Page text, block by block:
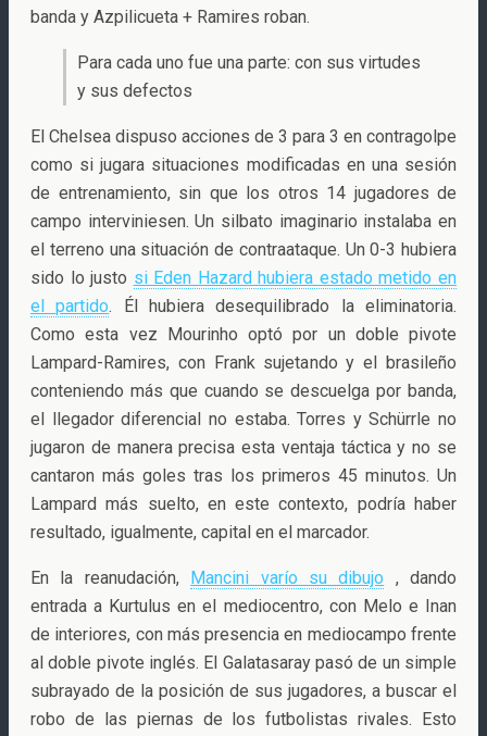
banda y Azpilicueta + Ramires roban.
Para cada uno fue una parte: con sus virtudes
y sus defectos
El Chelsea dispuso acciones de 3 para 3 en contragolpe
como si jugara situaciones modificadas en una sesión
de entrenamiento, sin que los otros 14 jugadores de
campo interviniesen. Un silbato imaginario instalaba en
el terreno una situación de contraataque. Un 0-3 hubiera
sido lo justo si Eden Hazard hubiera estado metido en
el partido. Él hubiera desequilibrado la eliminatoria.
Como esta vez Mourinho optó por un doble pivote
Lampard-Ramires, con Frank sujetando y el brasileño
conteniendo más que cuando se descuelga por banda,
el llegador diferencial no estaba. Torres y Schürrle no
jugaron de manera precisa esta ventaja táctica y no se
cantaron más goles tras los primeros 45 minutos. Un
Lampard más suelto, en este contexto, podría haber
resultado, igualmente, capital en el marcador.
En la reanudación, Mancini varío su dibujo , dando
entrada a Kurtulus en el mediocentro, con Melo e Inan
de interiores, con más presencia en mediocampo frente
al doble pivote inglés. El Galatasaray pasó de un simple
subrayado de la posición de sus jugadores, a buscar el
robo de las piernas de los futbolistas rivales. Esto